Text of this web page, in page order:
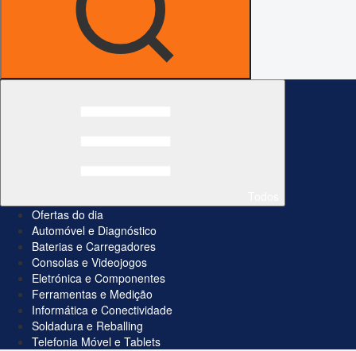
Ofertas do dia
Automóvel e Diagnóstico
Baterias e Carregadores
Consolas e Videojogos
Eletrónica e Componentes
Ferramentas e Medição
Informática e Conectividade
Soldadura e Reballing
Telefonia Móvel e Tablets